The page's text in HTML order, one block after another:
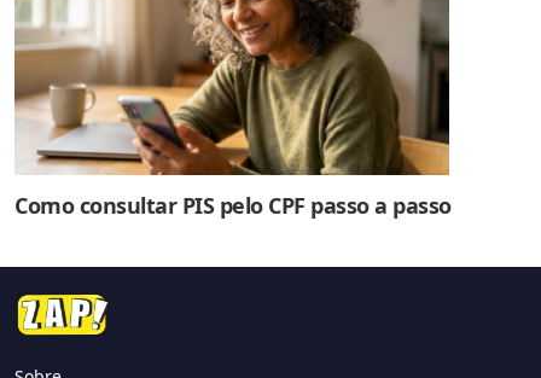
Como consultar PIS pelo CPF passo a passo